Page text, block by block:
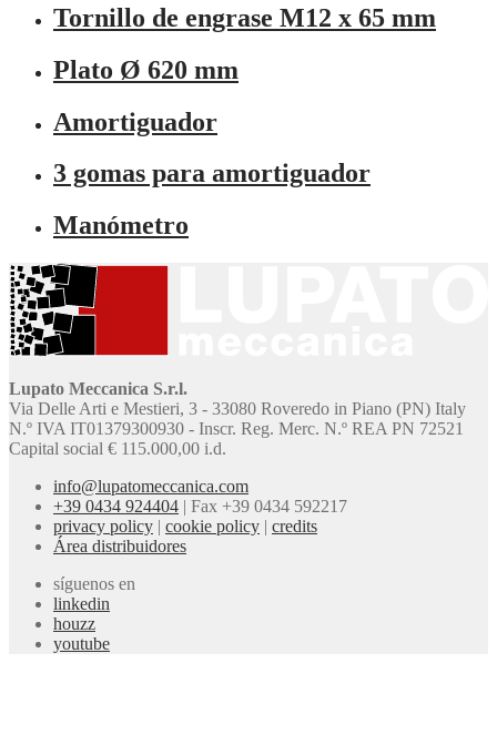
Tornillo de engrase M12 x 65 mm
Plato Ø 620 mm
Amortiguador
3 gomas para amortiguador
Manómetro
Lupato Meccanica S.r.l.
Via Delle Arti e Mestieri, 3 - 33080 Roveredo in Piano (PN) Italy
N.º IVA IT01379300930 - Inscr. Reg. Merc. N.º REA PN 72521
Capital social € 115.000,00 i.d.
info@lupatomeccanica.com
+39 0434 924404 | Fax +39 0434 592217
privacy policy | cookie policy | credits
Área distribuidores
síguenos en
linkedin
houzz
youtube